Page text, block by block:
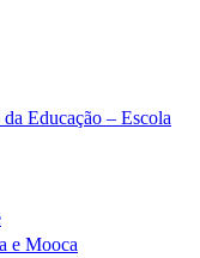
Educação – Escola
e Mooca